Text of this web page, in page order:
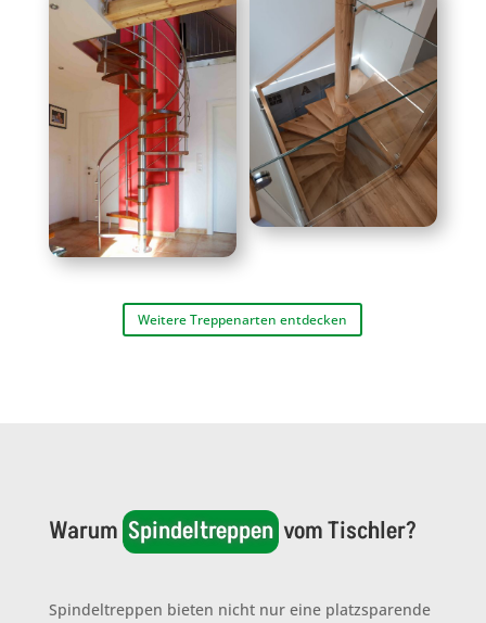
Weitere Treppenarten entdecken
Warum Spindeltreppen vom Tischler?
Spindeltreppen bieten nicht nur eine platzsparende